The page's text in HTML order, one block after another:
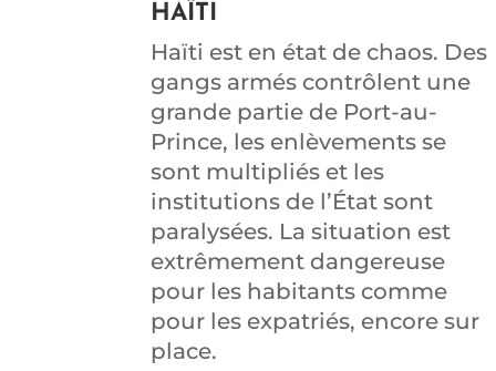
HAÏTI
Haïti est en état de chaos. Des
gangs armés contrôlent une
grande partie de Port-au-
Prince, les enlèvements se
sont multipliés et les
institutions de l’État sont
paralysées. La situation est
extrêmement dangereuse
pour les habitants comme
pour les expatriés, encore sur
place.